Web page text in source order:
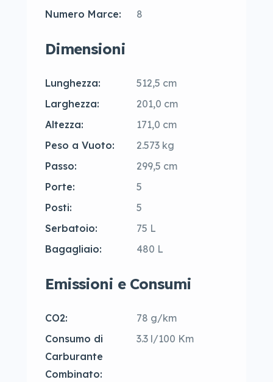
Numero Marce:
8
Dimensioni
Lunghezza:
512,5 cm
Larghezza:
201,0 cm
Altezza:
171,0 cm
Peso a Vuoto:
2.573 kg
Passo:
299,5 cm
Porte:
5
Posti:
5
Serbatoio:
75 L
Bagagliaio:
480 L
Emissioni e Consumi
CO2:
78 g/km
Consumo di
Carburante
Combinato:
3.3 l/100 Km